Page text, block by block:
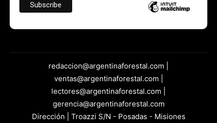
redaccion@argentinaforestal.com |
ventas@argentinaforestal.com |
lectores@argentinaforestal.com |
gerencia@argentinaforestal.com
Dirección | Troazzi S/N - Posadas - Misiones